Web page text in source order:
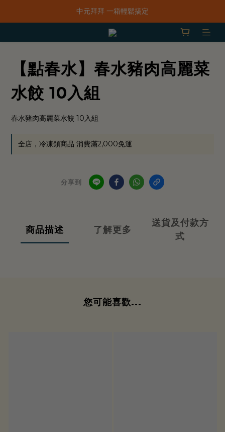
「一抹日嚐禮盒」早鳥限定價 $668，預購只到8/31！
中元拜拜 一箱輕鬆搞定
新品上市｜春水鹹香洋蔥風味爆米花
【點春水】春水豬肉高麗菜
水餃 10入組
春水豬肉高麗菜水餃 10入組
全店，冷凍類商品 消費滿2,000免運
分享到
商品描述 了解更多
送貨及付款方
式
您可能喜歡...